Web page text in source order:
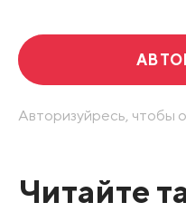
Авторизуйресь, чтобы
Читайте